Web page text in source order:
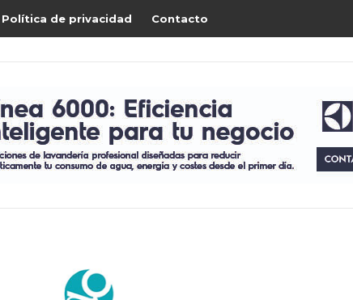
Política de privacidad Contacto